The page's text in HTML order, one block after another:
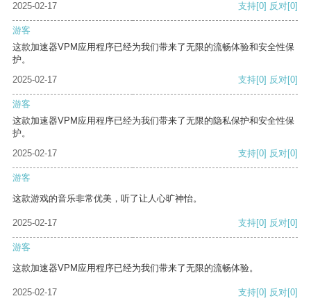
2025-02-17
支持[0] 反对[0]
游客
这款加速器VPM应用程序已经为我们带来了无限的流畅体验和安全性保
护。
2025-02-17
支持[0] 反对[0]
游客
这款加速器VPM应用程序已经为我们带来了无限的隐私保护和安全性保
护。
2025-02-17
支持[0] 反对[0]
游客
这款游戏的音乐非常优美，听了让人心旷神怡。
2025-02-17 支持[0] 反对[0]
游客
这款加速器VPM应用程序已经为我们带来了无限的流畅体验。
2025-02-17 支持[0] 反对[0]